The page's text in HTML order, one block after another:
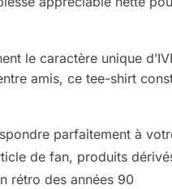
le caractère unique
amis, ce tee-shirt
parfaitement à
de fan, produits
rétro des années 90